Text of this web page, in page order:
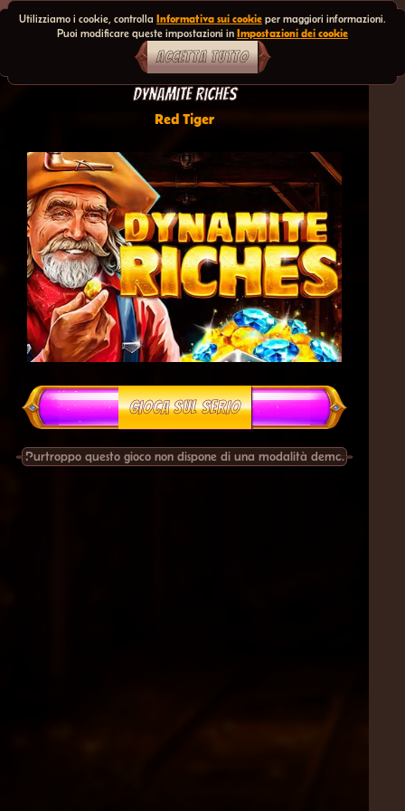
Dynamite Riches
Red Tiger
GIOCA SUL SERIO
Purtroppo questo gioco non dispone di una modalità demo.
Utilizziamo i cookie, controlla Informativa sui cookie per maggiori informazioni.
Puoi modificare queste impostazioni in Impostazioni dei cookie
ACCETTA TUTTO